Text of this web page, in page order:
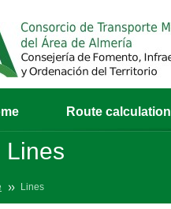
Route calculation
Lines
Lines